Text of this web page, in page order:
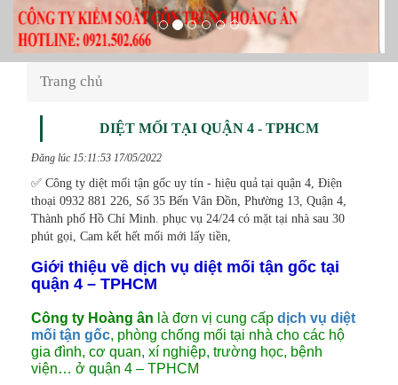
Trang chủ
DIỆT MỐI TẠI QUẬN 4 - TPHCM
Đăng lúc 15:11:53 17/05/2022
✅ Công ty diệt mối tận gốc uy tín - hiệu quả tại quận 4, Điện
thoại 0932 881 226, Số 35 Bến Vân Đồn, Phường 13, Quận 4,
Thành phố Hồ Chí Minh. phục vụ 24/24 có mặt tại nhà sau 30
phút gọi, Cam kết hết mối mới lấy tiền,
Giới thiệu về dịch vụ diệt mối tận gốc tại
quận 4 – TPHCM
Công ty Hoàng ân là đơn vị cung cấp dịch vụ diệt
mối tận gốc, phòng chống mối tại nhà cho các hộ
gia đình, cơ quan, xí nghiệp, trường học, bệnh
viện… ở quận 4 – TPHCM